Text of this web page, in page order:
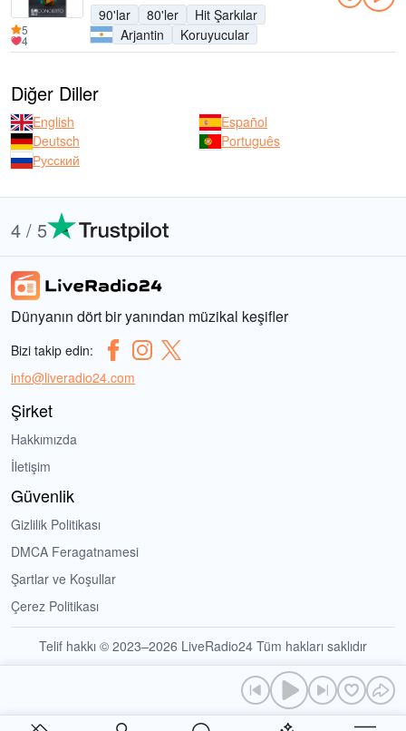
90'lar
80'ler
Hit Şarkılar
Arjantin
Koruyucular
5
4
Diğer Diller
English
Español
Deutsch
Português
Русский
4 / 5
Dünyanın dört bir yanından müzikal keşifler
Bizi takip edin:
info@liveradio24.com
Şirket
Hakkımızda
İletişim
Güvenlik
Gizlilik Politikası
DMCA Feragatnamesi
Şartlar ve Koşullar
Çerez Politikası
Telif hakkı © 2023–2026 LiveRadio24 Tüm hakları saklıdır